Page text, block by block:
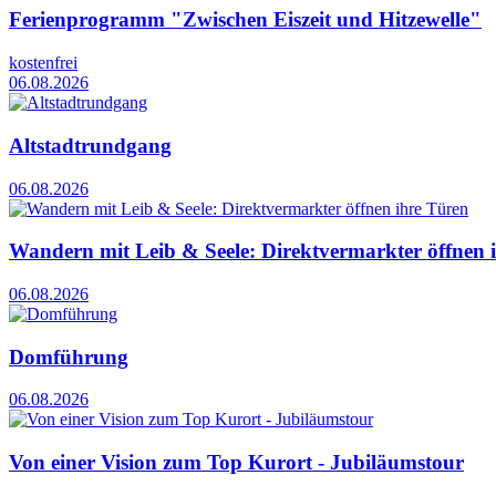
Ferienprogramm "Zwischen Eiszeit und Hitzewelle"
kostenfrei
06.08.2026
Altstadtrundgang
06.08.2026
Wandern mit Leib & Seele: Direktvermarkter öffnen
06.08.2026
Domführung
06.08.2026
Von einer Vision zum Top Kurort - Jubiläumstour